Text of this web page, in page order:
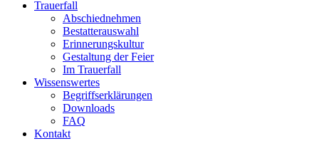
Trauerfall
Abschiednehmen
Bestatterauswahl
Erinnerungskultur
Gestaltung der Feier
Im Trauerfall
Wissenswertes
Begriffserklärungen
Downloads
FAQ
Kontakt